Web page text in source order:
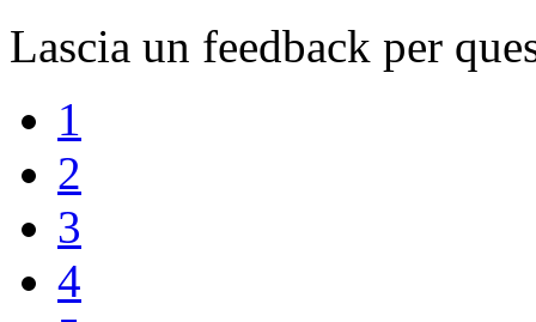
Lascia un feedback per
1
2
3
4